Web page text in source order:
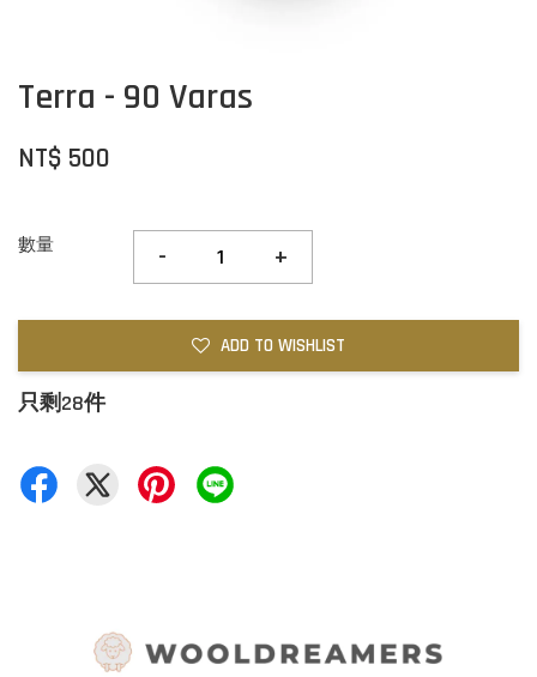
Terra - 90 Varas
NT$ 500
數量 - +
ADD TO WISHLIST
只剩28件